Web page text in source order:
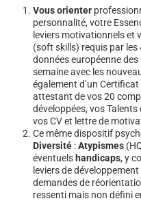
Vous orienter
personnalité, votre
leviers motivationnels et
(soft skills) requis par les
données européenne
semaine avec les
également d’un
attestant de vos 20
développées, vos
vos CV et lettre de
Ce même dispositif
Diversité :Atypismes
éventuels handicaps, y
leviers de
demandes de
ressenti mais non défini